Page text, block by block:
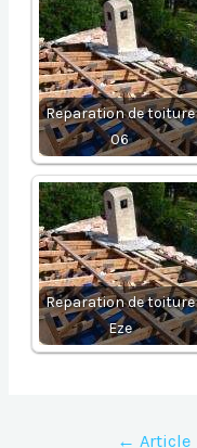
Reparation de toiture
06
Reparation de toiture
Eze
Navigation
← Article